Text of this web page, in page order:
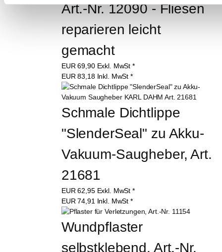
Art.-Nr. 12090 - Fliesen
reparieren leicht
gemacht
EUR69,90 Exkl. MwSt *
EUR83,18 Inkl. MwSt *
Schmale Dichtlippe
"SlenderSeal" zu Akku-
Vakuum-Saugheber, Art.
21681
EUR62,95 Exkl. MwSt *
EUR74,91 Inkl. MwSt *
Wundpflaster
selbstklebend, Art.-Nr.